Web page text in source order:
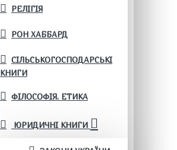
РЕЛІГІЯ
РОН ХАББАРД
СІЛЬСЬКОГОСПОДАРСЬКІ
КНИГИ
ФІЛОСОФІЯ. ЕТИКА
ЮРИДИЧНІ КНИГИ